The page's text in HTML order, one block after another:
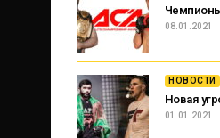
08.01.2021
НОВОСТИ
Новая
01.01.2021